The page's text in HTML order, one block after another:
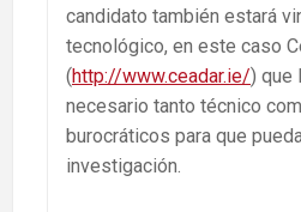
candidato también estará
tecnológico, en este caso
(http://www.ceadar.ie/) que
necesario tanto técnico
burocráticos para que
investigación.